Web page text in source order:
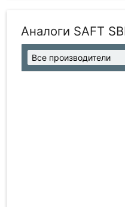
сигнальные и
Аналоги SAFT